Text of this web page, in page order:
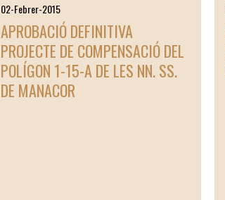
02-Febrer-2015
APROBACIÓ DEFINITIVA
PROJECTE DE COMPENSACIÓ DEL
POLÍGON 1-15-A DE LES NN. SS.
DE MANACOR